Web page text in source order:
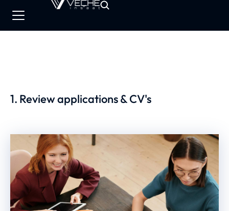
1. Review applications & CV's